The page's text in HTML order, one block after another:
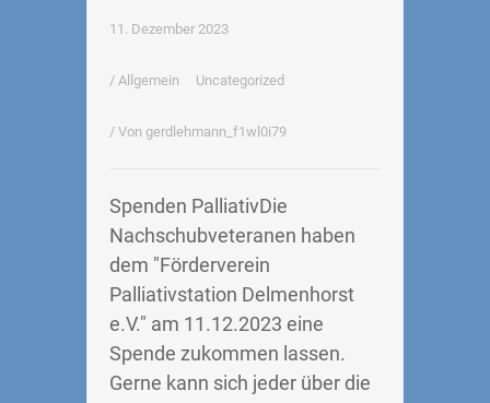
11. Dezember 2023
/ Allgemein Uncategorized
/ Von gerdlehmann_f1wl0i79
Spenden PalliativDie
Nachschubveteranen haben
dem "Förderverein
Palliativstation Delmenhorst
e.V." am 11.12.2023 eine
Spende zukommen lassen.
Gerne kann sich jeder über die